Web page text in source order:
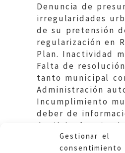
Gestionar el
consentimiento
Denuncia de
irregularidades
de su pretensión
regularización en
Plan. Inactividad
Falta de
tanto municipal
Administración
Incumplimiento
deber de
Justicia.
Mequinenza. 786/